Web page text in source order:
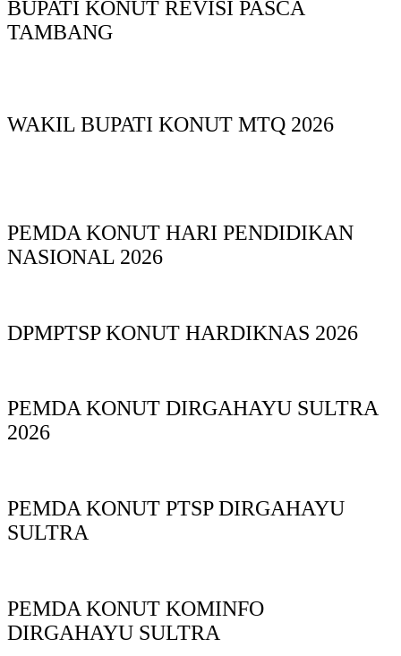
BUPATI KONUT REVISI PASCA
TAMBANG
WAKIL BUPATI KONUT MTQ 2026
PEMDA KONUT HARI PENDIDIKAN
NASIONAL 2026
DPMPTSP KONUT HARDIKNAS 2026
PEMDA KONUT DIRGAHAYU SULTRA
2026
PEMDA KONUT PTSP DIRGAHAYU
SULTRA
PEMDA KONUT KOMINFO
DIRGAHAYU SULTRA